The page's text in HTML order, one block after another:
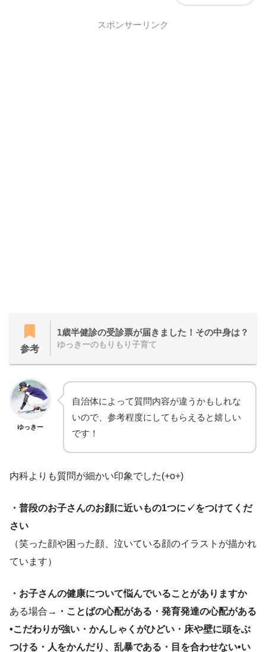
スポンサーリンク
参考
1歳半健診の受診票が届きました！その中身は？
ゆっきーのもりもり子育て
ゆっきー
自治体によって質問内容が違うかもしれな
いので、参考程度にしてもらえると嬉しい
です！
内科よりも質問が細かい印象でした(+o+)
・普段のお子さんのお顔に近いもの1つに✓をつけてくだ
さい
（笑った顔や困った顔、泣いている顔のイラストが描かれ
ています）
・お子さんの健康について悩んでいることがありますか
ある場合→ ・ことばの心配がある ・発育発達の心配がある
•こだわりが強い ・かんしゃくがひどい・床や壁に頭をぶ
つける・人をかんだり、乱暴である ・目を合わせない•い